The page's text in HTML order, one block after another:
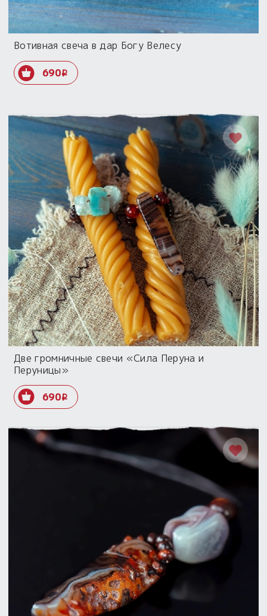
Вотивная свеча в дар Богу Велесу
690i
Две громничные свечи «Сила Перуна и
Перуницы»
690i